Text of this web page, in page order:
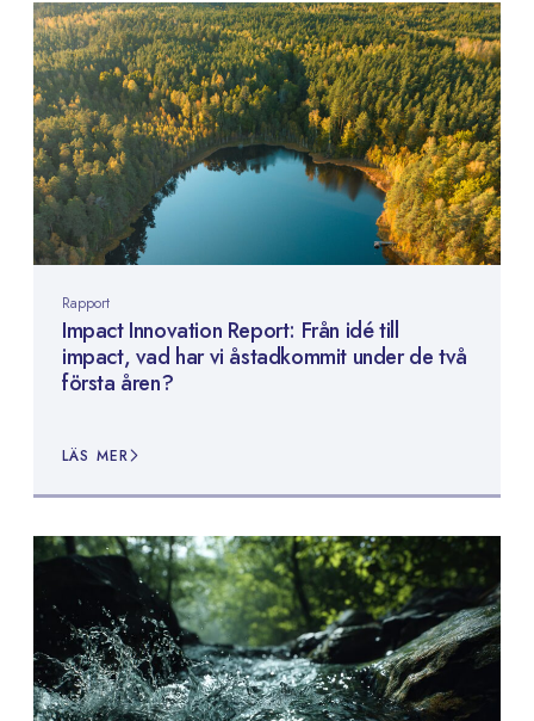
Rapport
Impact Innovation Report: Från idé till
impact, vad har vi åstadkommit under de två
första åren?
LÄS MER